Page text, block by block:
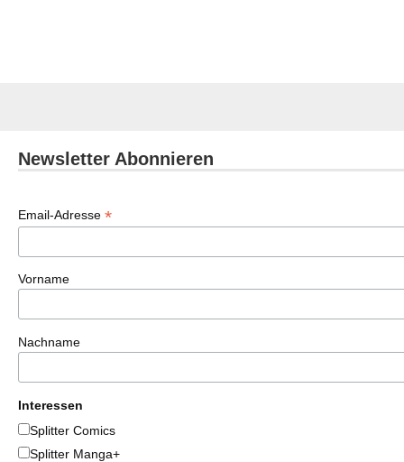
Newsletter Abonnieren
Email-Adresse *
Vorname
Nachname
Interessen
Splitter Comics
Splitter Manga+